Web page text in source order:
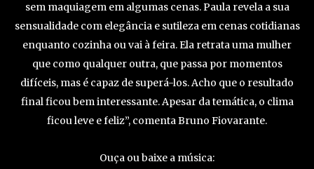
sem maquiagem em algumas cenas. Paula revela a sua
sensualidade com elegância e sutileza em cenas cotidianas
enquanto cozinha ou vai à feira. Ela retrata uma mulher
que como qualquer outra, que passa por momentos
difíceis, mas é capaz de superá-los. Acho que o resultado
final ficou bem interessante. Apesar da temática, o clima
ficou leve e feliz”, comenta Bruno Fiovarante.
Ouça ou baixe a música: